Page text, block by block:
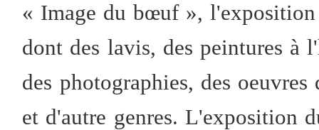
« Image du bœuf », l'exposition
dont des lavis, des peintures à
des photographies, des
et d'autre genres. L'exposition